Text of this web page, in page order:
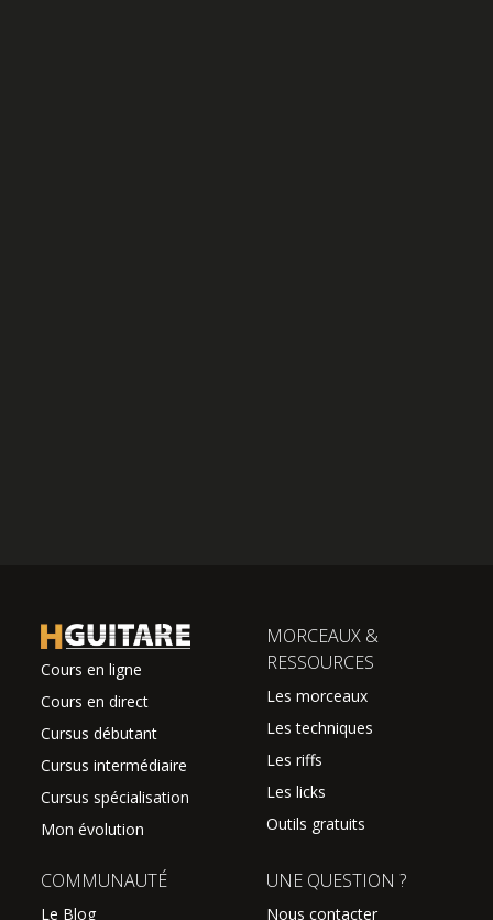
Cours en ligne
Cours en direct
Cursus débutant
Cursus intermédiaire
Cursus spécialisation
Mon évolution
MORCEAUX &
RESSOURCES
Les morceaux
Les techniques
Les riffs
Les licks
Outils gratuits
COMMUNAUTÉ
Le Blog
UNE QUESTION ?
Nous contacter